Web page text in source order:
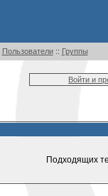
Пользователи:: Группы
Войти и
Подходящих